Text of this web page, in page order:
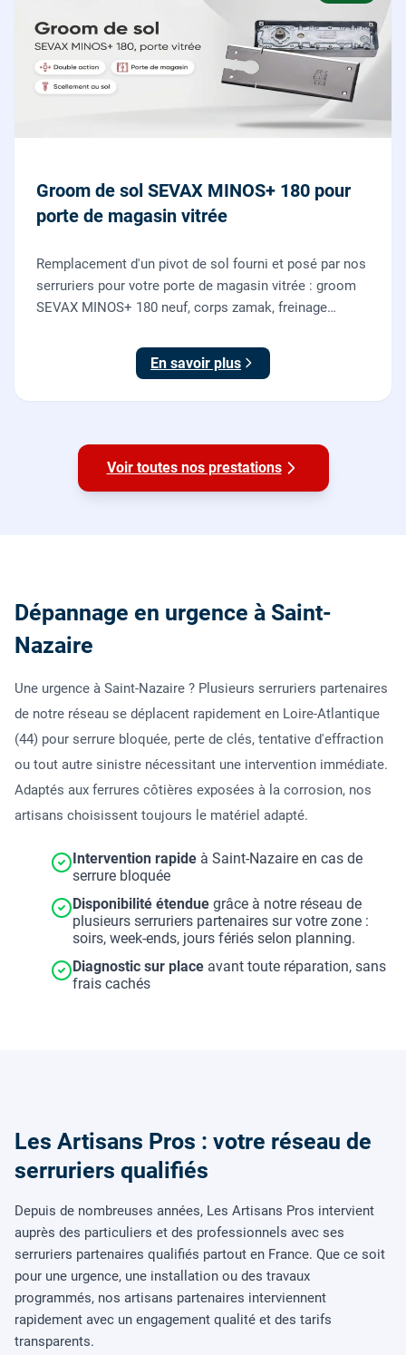
Groom de sol SEVAX MINOS+ 180 pour
porte de magasin vitrée
Remplacement d'un pivot de sol fourni et posé par nos
serruriers pour votre porte de magasin vitrée : groom
SEVAX MINOS+ 180 neuf, corps zamak, freinage
sol, réglage et essais. 995 euros HT (1194 TTC).
En savoir plus
Voir toutes nos prestations
Dépannage en urgence à Saint-
Nazaire
Une urgence à Saint-Nazaire ? Plusieurs serruriers partenaires
de notre réseau se déplacent rapidement en Loire-Atlantique
(44) pour serrure bloquée, perte de clés, tentative d'effraction
ou tout autre sinistre nécessitant une intervention immédiate.
Adaptés aux ferrures côtières exposées à la corrosion, nos
artisans choisissent toujours le matériel adapté.
Intervention rapide à Saint-Nazaire en cas de
serrure bloquée
Disponibilité étendue grâce à notre réseau de
plusieurs serruriers partenaires sur votre zone :
soirs, week-ends, jours fériés selon planning.
Diagnostic sur place avant toute réparation, sans
frais cachés
Les Artisans Pros : votre réseau de
serruriers qualifiés
Depuis de nombreuses années, Les Artisans Pros intervient
auprès des particuliers et des professionnels avec ses
serruriers partenaires qualifiés partout en France. Que ce soit
pour une urgence, une installation ou des travaux
programmés, nos artisans partenaires interviennent
rapidement avec un engagement qualité et des tarifs
transparents.